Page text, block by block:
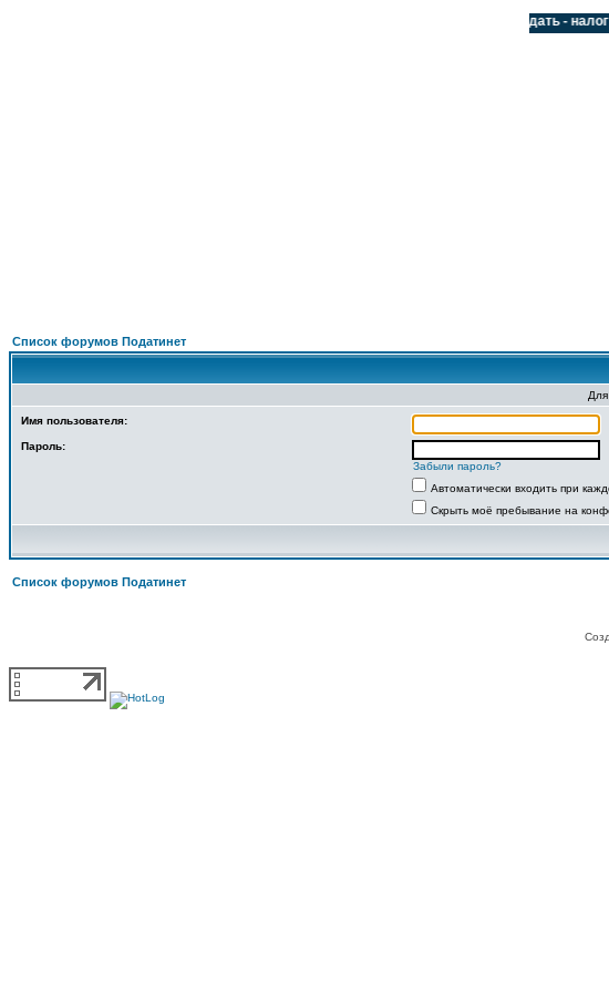
Подать - налог,
Список форумов Податинет
Имя пользователя:
Пароль:
Забыли пароль?
Автоматически входить при
Скрыть моё пребывание на
Список форумов Податинет